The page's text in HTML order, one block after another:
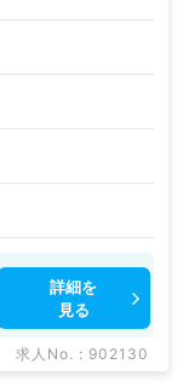
詳細を
見る
求人No. : 902130